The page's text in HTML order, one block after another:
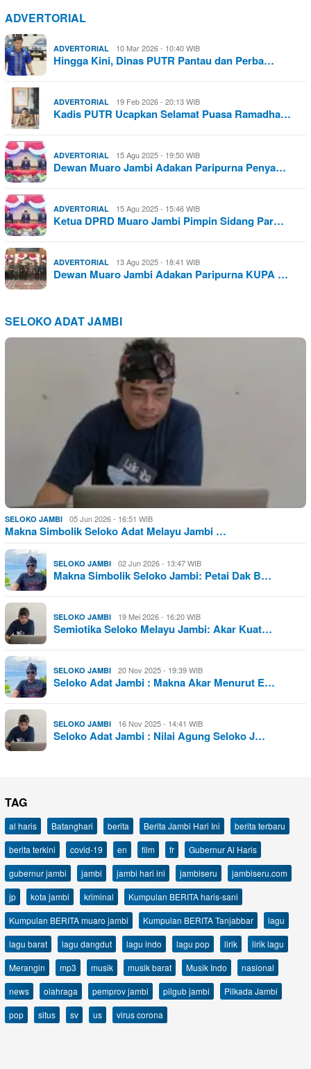
ADVERTORIAL
ADVERTORIAL 10 Mar 2026 - 10:40 WIB
Hingga Kini, Dinas PUTR Pantau dan Perba…
ADVERTORIAL 19 Feb 2026 - 20:13 WIB
Kadis PUTR Ucapkan Selamat Puasa Ramadha…
ADVERTORIAL 15 Agu 2025 - 19:50 WIB
Dewan Muaro Jambi Adakan Paripurna Penya…
ADVERTORIAL 15 Agu 2025 - 15:46 WIB
Ketua DPRD Muaro Jambi Pimpin Sidang Par…
ADVERTORIAL 13 Agu 2025 - 18:41 WIB
Dewan Muaro Jambi Adakan Paripurna KUPA …
SELOKO ADAT JAMBI
SELOKO JAMBI 05 Jun 2026 - 16:51 WIB
Makna Simbolik Seloko Adat Melayu Jambi …
SELOKO JAMBI 02 Jun 2026 - 13:47 WIB
Makna Simbolik Seloko Jambi: Petai Dak B…
SELOKO JAMBI 19 Mei 2026 - 16:20 WIB
Semiotika Seloko Melayu Jambi: Akar Kuat…
SELOKO JAMBI 20 Nov 2025 - 19:39 WIB
Seloko Adat Jambi : Makna Akar Menurut E…
SELOKO JAMBI 16 Nov 2025 - 14:41 WIB
Seloko Adat Jambi : Nilai Agung Seloko J…
TAG
al haris Batanghari berita Berita Jambi Hari Ini
berita terbaru
berita terkini
covid-19 en film fr
Gubernur Al Haris
gubernur jambi
jambi jambi hari ini jambiseru
jambiseru.com
jp
kota jambi kriminal
Kumpulan BERITA haris-sani
Kumpulan BERITA muaro jambi
Kumpulan BERITA Tanjabbar
lagu
lagu barat
lagu dangdut lagu indo lagu pop lirik
lirik lagu
Merangin
mp3 musik musik barat Musik Indo
nasional
news
olahraga pemprov jambi pilgub jambi
Pilkada Jambi
pop
situs sv us virus corona